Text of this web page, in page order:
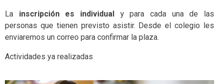
La inscripción es individual y para cada una de las
personas que tienen previsto asistir. Desde el colegio les
enviaremos un correo para confirmar la plaza.
Actividades ya realizadas